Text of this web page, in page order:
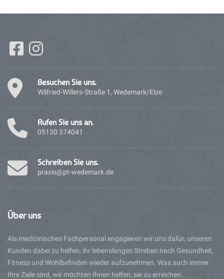
Besuchen Sie uns.
Wilfried-Willers-Straße 1, Wedemark/Elze
Rufen Sie uns an.
05130 374041
Schreiben Sie uns.
praxis@pt-wedemark.de
Überuns
Als medizinisches Fachpersonal engagieren wir uns dafür, unseren
Kunden dabei zu helfen, ihr lebenslanges Streben nach Gesundheit,
Fitness und Wohlbefinden wieder aufzunehmen. Was auch immer
Ihre Ziele sind, wir möchten Ihnen helfen, sie zu erreichen.